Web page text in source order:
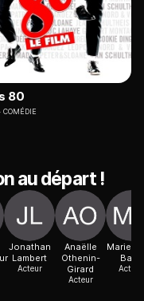
80
COMÉDIE
au départ !
Jonathan
Lambert
Acteur
Anaëlle
Othenin-
Girard
Acteur
Marie-
Baup
Actrice